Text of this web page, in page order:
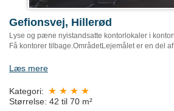
Gefionsvej, Hillerød
Lyse og pæne nyistandsatte kontorlokaler i
Få kontorer tilbage.OmrådetLejemålet er en del af
Læs mere
Kategori:
Størrelse: 42 til 70 m²